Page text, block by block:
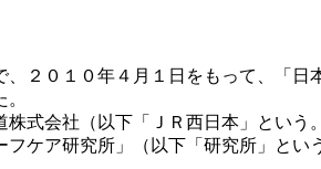
２０１０年４月１日をもって、「日
式会社（以下「ＪＲ西日本」という
ケア研究所」（以下「研究所」とい